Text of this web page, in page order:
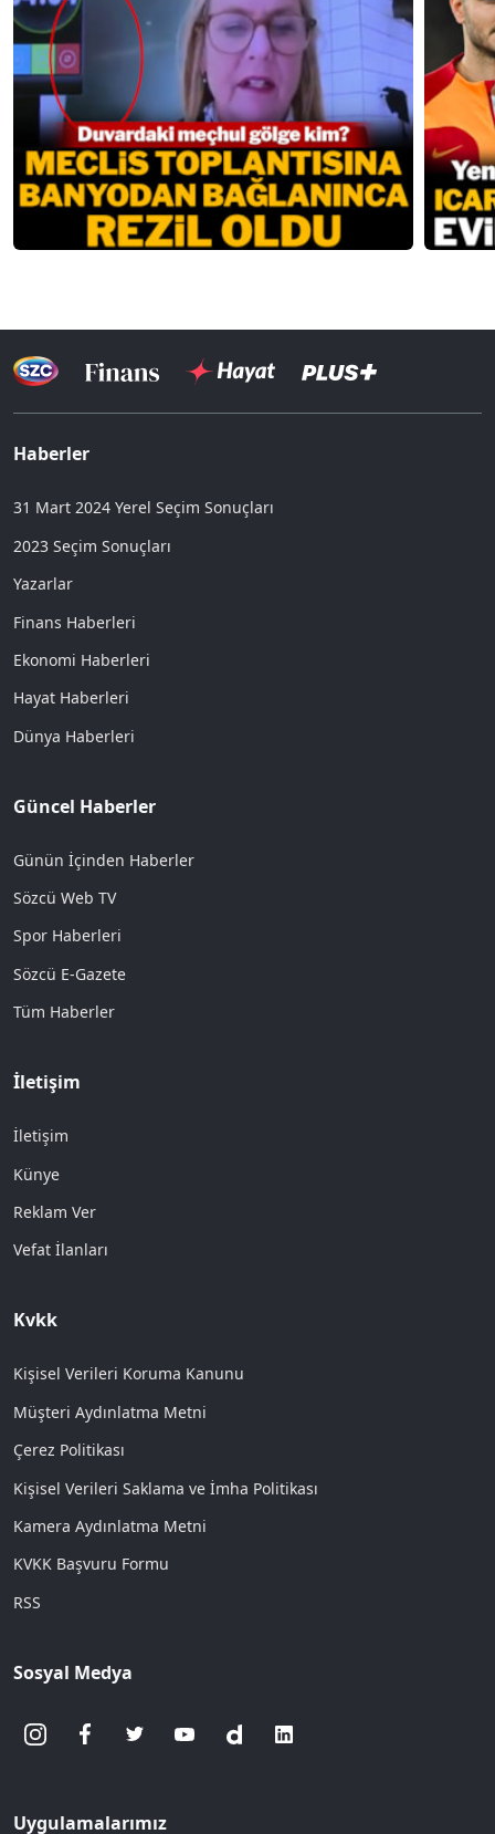
Haberler
31 Mart 2024 Yerel Seçim Sonuçları
2023 Seçim Sonuçları
Yazarlar
Finans Haberleri
Ekonomi Haberleri
Hayat Haberleri
Dünya Haberleri
Güncel Haberler
Günün İçinden Haberler
Sözcü Web TV
Spor Haberleri
Sözcü E-Gazete
Tüm Haberler
İletişim
İletişim
Künye
Reklam Ver
Vefat İlanları
Kvkk
Kişisel Verileri Koruma Kanunu
Müşteri Aydınlatma Metni
Çerez Politikası
Kişisel Verileri Saklama ve İmha Politikası
Kamera Aydınlatma Metni
KVKK Başvuru Formu
RSS
Sosyal Medya
Uygulamalarımız